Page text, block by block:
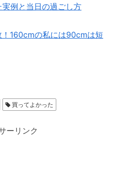
例と当日の過ごし方
160cmの私には90cmは短
買ってよかった
ーリンク